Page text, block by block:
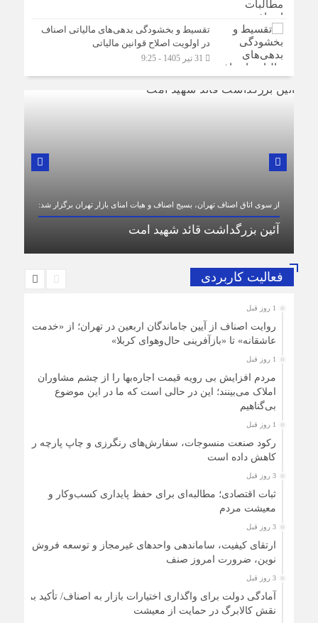
تقسیط و بخشودگی بدهی‌های مالیاتی اصناف
در اولویت اصلاح قوانین مالیاتی
تهران، بسیج اصناف و هیات امنای بازار تهران برگزار شد:
قائد شهید امت
طرف اصناف و
فعالیت کاربردی
1 روز قبل
روایت اصناف از آیین جاماندگان اربعین در تهران؛ از «خدمت
عاشقانه» تا «بازآفرینی حال‌وهوای کربلا»
1 روز قبل
مردم افزایش بی رویه قیمت اجاره‌بها را از چشم مشاوران
املاک می‌بینند؛ این در حالی است که ما در این موضوع
بی‌گناهیم
1 روز قبل
رکود صنعت منسوجات، سفارش‌های رنگرزی و چاپ پارچه را
کاهش داده است
3 روز قبل
ثبات اقتصادی؛ مطالبه‌ای برای حفظ پایداری کسب‌وکار و
معیشت مردم
3 روز قبل
ارتقای کیفیت، ساماندهی واحدهای غیرمجاز و توسعه فروش
نوین، ضرورت امروز صنف
3 روز قبل
آمادگی دولت برای واگذاری اختیارات بازار به اصناف/ تأکید بر
نقش کالابرگ در حمایت از معیشت